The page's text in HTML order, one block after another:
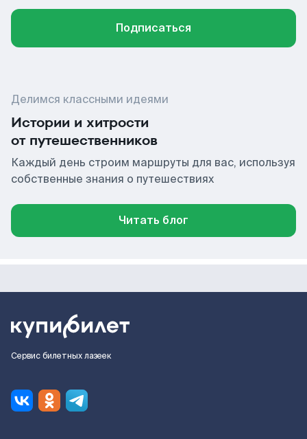
Подписаться
Делимся классными идеями
Истории и хитрости
от путешественников
Каждый день строим маршруты для вас, используя
собственные знания о путешествиях
Читать блог
Сервис билетных лазеек